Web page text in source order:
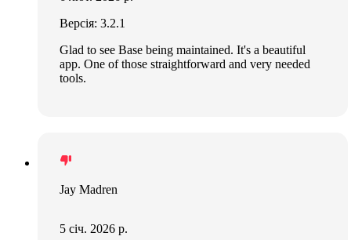
Версія: 3.2.1
Glad to see Base being maintained. It's a beautiful
app. One of those straightforward and very needed
tools.
Jay Madren
5 січ. 2026 р.